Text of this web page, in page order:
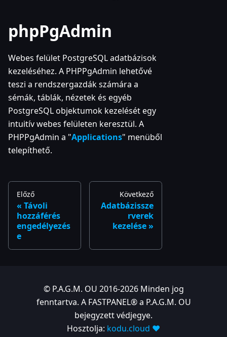
phpPgAdmin
Webes felület PostgreSQL adatbázisok
kezeléséhez. A PHPPgAdmin lehetővé
teszi a rendszergazdák számára a
sémák, táblák, nézetek és egyéb
PostgreSQL objektumok kezelését egy
intuitív webes felületen keresztül. A
PHPPgAdmin a "Applications" menüből
telepíthető.
Előző
Távoli
hozzáférés
engedélyezés
e
Következő
Adatbázissze
rverek
kezelése
© P.A.G.M. OU 2016-2026 Minden jog
fenntartva. A FASTPANEL® a P.A.G.M. OU
bejegyzett védjegye.
Hosztolja: kodu.cloud ❤️